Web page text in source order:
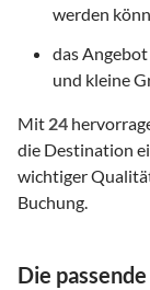
werden
das
und kleine
Mit 24
die Destination
wichtiger
Buchung.
Die